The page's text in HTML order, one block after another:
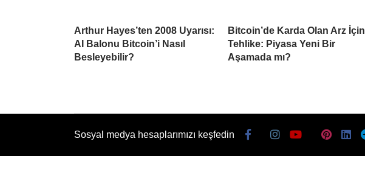
Arthur Hayes’ten 2008 Uyarısı:
AI Balonu Bitcoin’i Nasıl
Besleyebilir?
Bitcoin’de Karda Olan Arz İçin
Tehlike: Piyasa Yeni Bir
Aşamada mı?
Sosyal medya hesaplarımızı keşfedin